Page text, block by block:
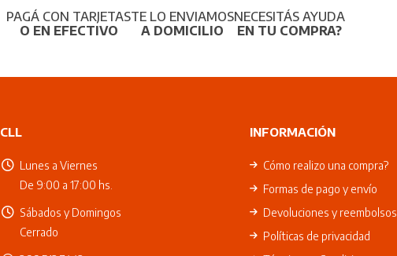
PAGÁ CON TARJETAS
O EN EFECTIVO
TE LO ENVIAMOS
A DOMICILIO
NECESITÁS AYUDA
EN TU COMPRA?
CLL
Lunes a Viernes
De 9:00 a 17:00 hs.
Sábados y Domingos
Cerrado
INFORMACIÓN
Cómo realizo una compra?
Formas de pago y envío
Devoluciones y reembolsos
Políticas de privacidad